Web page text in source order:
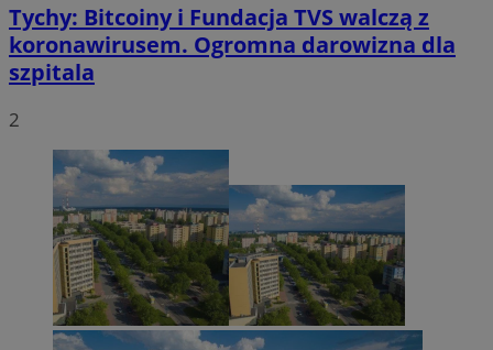
Tychy: Bitcoiny i Fundacja TVS walczą z
koronawirusem. Ogromna darowizna dla
szpitala
2